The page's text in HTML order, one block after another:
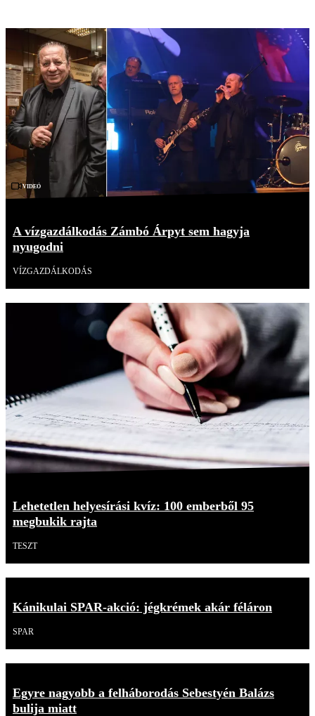
Videó
A vízgazdálkodás Zámbó Árpyt sem hagyja
nyugodni
VÍZGAZDÁLKODÁS
Lehetetlen helyesírási kvíz: 100 emberből 95
megbukik rajta
TESZT
Kánikulai SPAR-akció: jégkrémek akár féláron
SPAR
Egyre nagyobb a felháborodás Sebestyén Balázs
bulija miatt